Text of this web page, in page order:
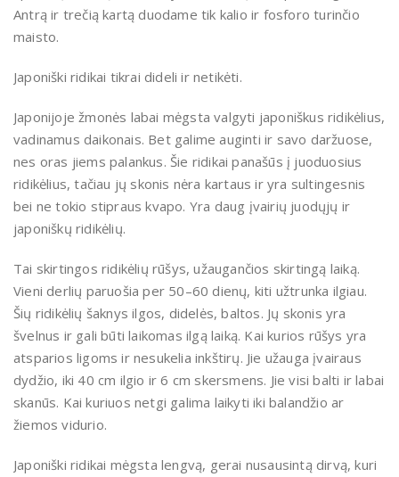
Antrą ir trečią kartą duodame tik kalio ir fosforo turinčio
maisto.
Japoniški ridikai tikrai dideli ir netikėti.
Japonijoje žmonės labai mėgsta valgyti japoniškus ridikėlius,
vadinamus daikonais. Bet galime auginti ir savo daržuose,
nes oras jiems palankus. Šie ridikai panašūs į juoduosius
ridikėlius, tačiau jų skonis nėra kartaus ir yra sultingesnis
bei ne tokio stipraus kvapo. Yra daug įvairių juodųjų ir
japoniškų ridikėlių.
Tai skirtingos ridikėlių rūšys, užaugančios skirtingą laiką.
Vieni derlių paruošia per 50–60 dienų, kiti užtrunka ilgiau.
Šių ridikėlių šaknys ilgos, didelės, baltos. Jų skonis yra
švelnus ir gali būti laikomas ilgą laiką. Kai kurios rūšys yra
atsparios ligoms ir nesukelia inkštirų. Jie užauga įvairaus
dydžio, iki 40 cm ilgio ir 6 cm skersmens. Jie visi balti ir labai
skanūs. Kai kuriuos netgi galima laikyti iki balandžio ar
žiemos vidurio.
Japoniški ridikai mėgsta lengvą, gerai nusausintą dirvą, kuri